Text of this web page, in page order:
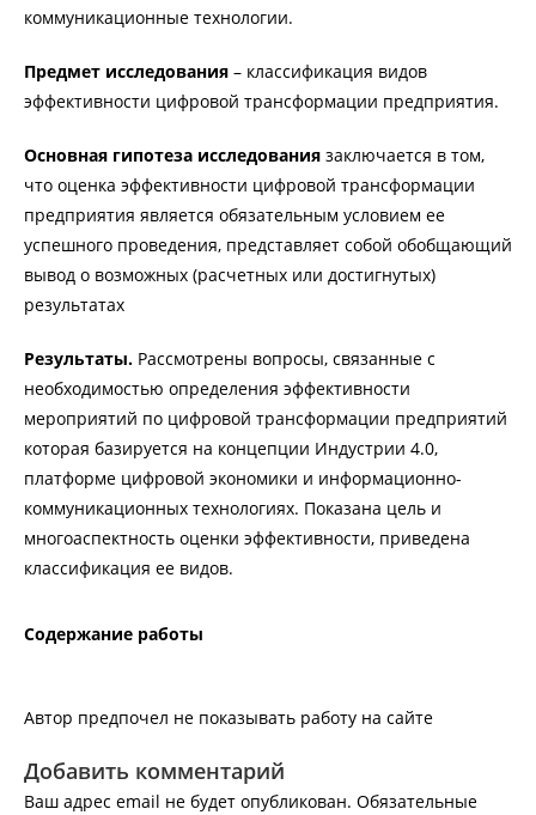
коммуникационные технологии.
Предмет исследования – классификация видов
эффективности цифровой трансформации предприятия.
Основная гипотеза исследования заключается в том,
что оценка эффективности цифровой трансформации
предприятия является обязательным условием ее
успешного проведения, представляет собой обобщающий
вывод о возможных (расчетных или достигнутых)
результатах
Результаты. Рассмотрены вопросы, связанные с
необходимостью определения эффективности
мероприятий по цифровой трансформации предприятий
которая базируется на концепции Индустрии 4.0,
платформе цифровой экономики и информационно-
коммуникационных технологиях. Показана цель и
многоаспектность оценки эффективности, приведена
классификация ее видов.
Содержание работы
Автор предпочел не показывать работу на сайте
Добавить комментарий
Ваш адрес email не будет опубликован. Обязательные